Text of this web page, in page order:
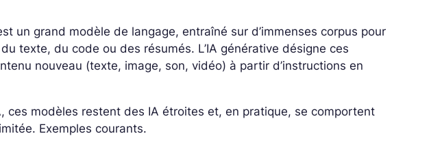
un grand modèle de langage, entraîné sur d’immenses corpus pour
texte, du code ou des résumés. L’IA générative désigne ces
nouveau (texte, image, son, vidéo) à partir d’instructions en
ces modèles restent des IAétroites et, en pratique, se comportent
. Exemples courants.